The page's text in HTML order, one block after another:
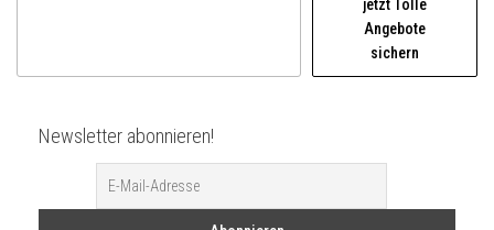
jetzt Tolle
Angebote
sichern
Newsletter abonnieren!